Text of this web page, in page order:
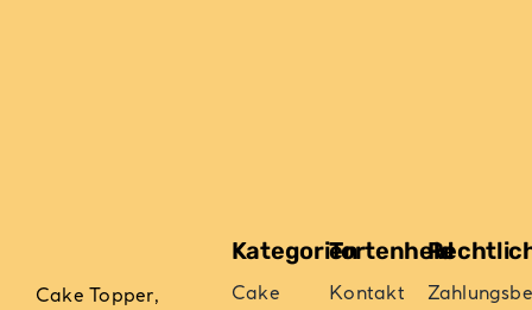
Cake Topper,
Kategorien
Cake
Tortenheld
Kontakt